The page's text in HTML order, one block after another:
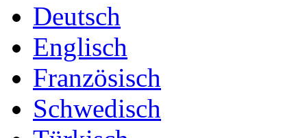
Deutsch
Englisch
Französisch
Schwedisch